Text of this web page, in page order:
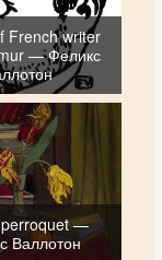
French writer
— Феликс
perroquet —
Валлотон